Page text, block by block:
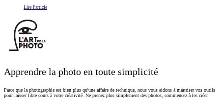
Lire l'article
Footer
Apprendre la photo en toute simplicité
Parce que la photographie est bien plus qu'une affaire de technique, nous vous aidons à maîtriser vos outils
pour laisser libre cours à votre créativité. Ne prenez plus simplement des photos, commencez à les créer.